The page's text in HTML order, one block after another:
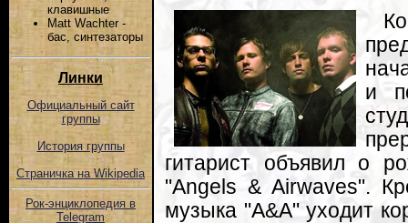
клавишные
Matt Wachter -
бас, синтезаторы
Линки
Официальный сайт
группы
История группы
Страничка на Wikipedia
Рок-энциклопедия в
Telegram
и
гитарист объявил о
"Angels & Airwaves".
музыка "A&A" уходит